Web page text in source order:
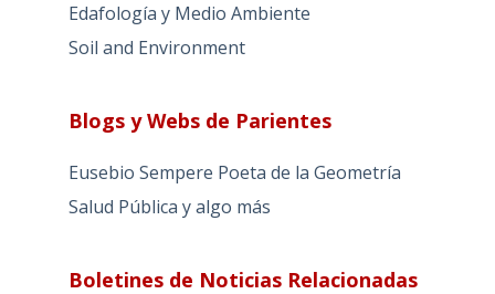
Edafología y Medio Ambiente
Soil and Environment
Blogs y Webs de Parientes
Eusebio Sempere Poeta de la Geometría
Salud Pública y algo más
Boletines de Noticias Relacionadas